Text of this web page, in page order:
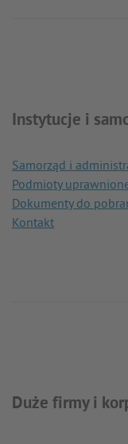
Instytucje i
Samorząd i
Podmioty
Dokumenty do
Kontakt
Duże firmy i